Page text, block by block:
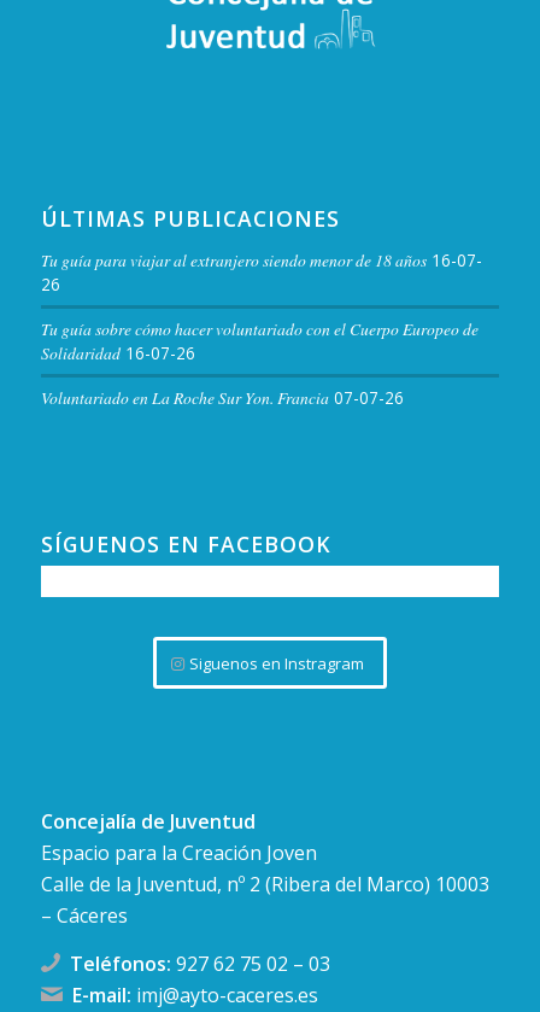
ÚLTIMAS PUBLICACIONES
Tu guía para viajar al extranjero siendo menor de 18 años 16-07-
26
Tu guía sobre cómo hacer voluntariado con el Cuerpo Europeo de
Solidaridad 16-07-26
Voluntariado en La Roche Sur Yon. Francia 07-07-26
SÍGUENOS EN FACEBOOK
Siguenos en Instragram
Concejalía de Juventud
Espacio para la Creación Joven
Calle de la Juventud, nº 2 (Ribera del Marco) 10003
– Cáceres
Teléfonos: 927 62 75 02 – 03
E-mail: imj@ayto-caceres.es